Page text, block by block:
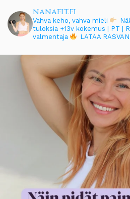
nanafit.fi
Vahva keho, vahva mieli
tuloksia +13v kokemus | PT |
valmentaja
LATAA